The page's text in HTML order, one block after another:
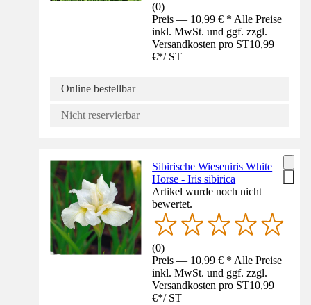
(0)
Preis — 10,99 € * Alle Preise
inkl. MwSt. und ggf. zzgl.
Versandkosten pro ST10,99
€*/ ST
Online bestellbar
Nicht reservierbar
Sibirische Wieseniris White
Horse - Iris sibirica
Artikel wurde noch nicht
bewertet.
(0)
Preis — 10,99 € * Alle Preise
inkl. MwSt. und ggf. zzgl.
Versandkosten pro ST10,99
€*/ ST